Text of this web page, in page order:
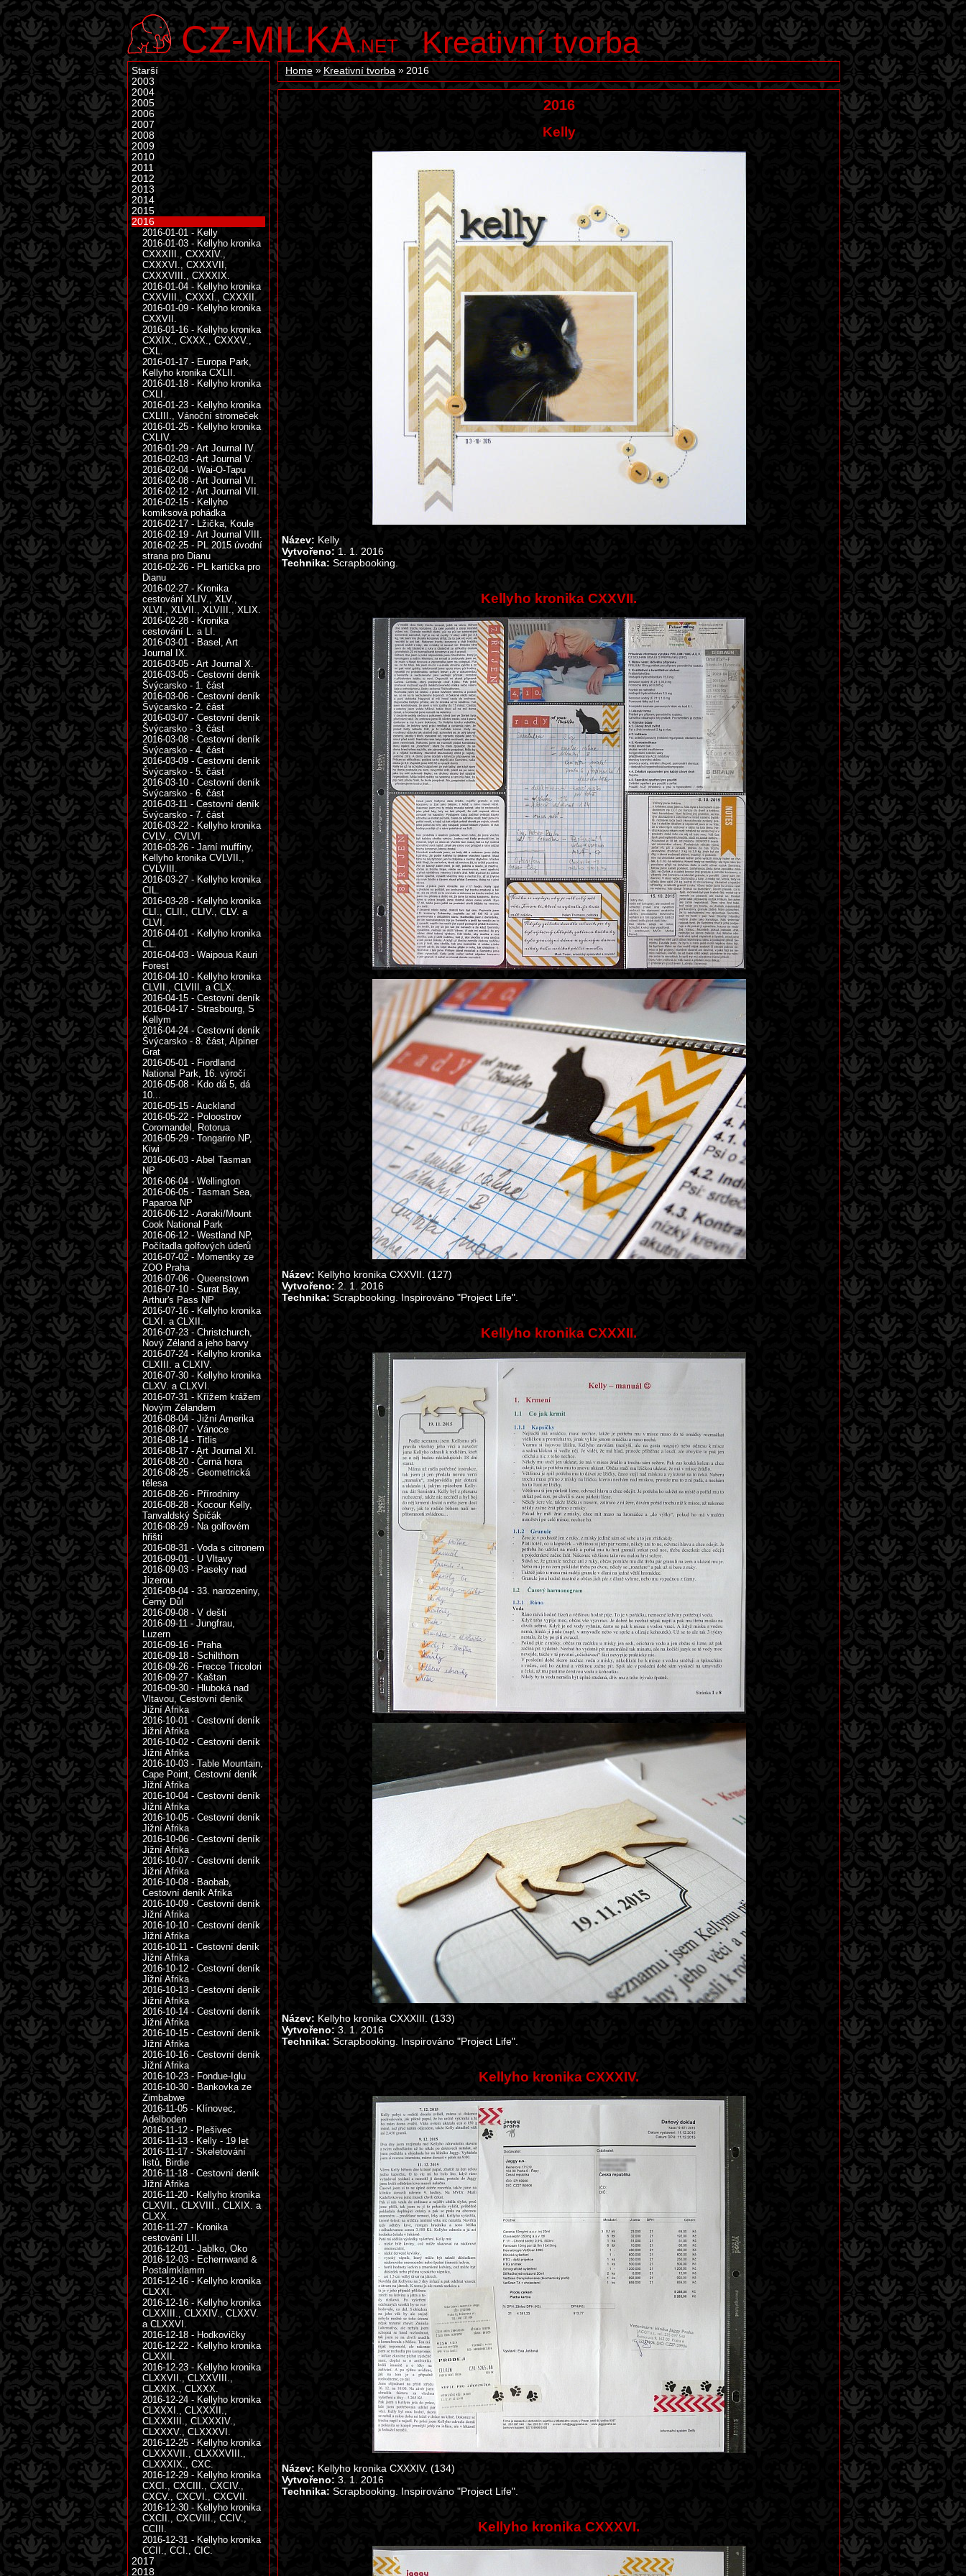
CZ-MILKA.NET Kreativní tvorba
Home Kreativní tvorba 2016
2016
Kelly
Název: Kelly
Vytvořeno: 1. 1. 2016
Technika: Scrapbooking.
Kellyho kronika CXXVII.
Název: Kellyho kronika CXXVII. (127)
Vytvořeno: 2. 1. 2016
Technika: Scrapbooking. Inspirováno "Project Life".
Kellyho kronika CXXXII.
Název: Kellyho kronika CXXXIII. (133)
Vytvořeno: 3. 1. 2016
Technika: Scrapbooking. Inspirováno "Project Life".
Kellyho kronika CXXXIV.
Název: Kellyho kronika CXXXIV. (134)
Vytvořeno: 3. 1. 2016
Technika: Scrapbooking. Inspirováno "Project Life".
Kellyho kronika CXXXVI.
Starší
2003
2004
2005
2006
2007
2008
2009
2010
2011
2012
2013
2014
2015
2016
2016-01-01 - Kelly
2016-01-03 - Kellyho kronika
CXXXIII., CXXXIV.,
CXXXVI., CXXXVII,
CXXXVIII., CXXXIX.
2016-01-04 - Kellyho kronika
CXXVIII., CXXXI., CXXXII.
2016-01-09 - Kellyho kronika
CXXVII.
2016-01-16 - Kellyho kronika
CXXIX., CXXX., CXXXV.,
CXL.
2016-01-17 - Europa Park,
Kellyho kronika CXLII.
2016-01-18 - Kellyho kronika
CXLI.
2016-01-23 - Kellyho kronika
CXLIII., Vánoční stromeček
2016-01-25 - Kellyho kronika
CXLIV.
2016-01-29 - Art Journal IV.
2016-02-03 - Art Journal V.
2016-02-04 - Wai-O-Tapu
2016-02-08 - Art Journal VI.
2016-02-12 - Art Journal VII.
2016-02-15 - Kellyho
komiksová pohádka
2016-02-17 - Lžička, Koule
2016-02-19 - Art Journal VIII.
2016-02-25 - PL 2015 úvodní
strana pro Dianu
2016-02-26 - PL kartička pro
Dianu
2016-02-27 - Kronika
cestování XLIV., XLV.,
XLVI., XLVII., XLVIII., XLIX.
2016-02-28 - Kronika
cestování L. a LI.
2016-03-01 - Basel, Art
Journal IX.
2016-03-05 - Art Journal X.
2016-03-05 - Cestovní deník
Švýcarsko - 1. část
2016-03-06 - Cestovní deník
Švýcarsko - 2. část
2016-03-07 - Cestovní deník
Švýcarsko - 3. část
2016-03-08 - Cestovní deník
Švýcarsko - 4. část
2016-03-09 - Cestovní deník
Švýcarsko - 5. část
2016-03-10 - Cestovní deník
Švýcarsko - 6. část
2016-03-11 - Cestovní deník
Švýcarsko - 7. část
2016-03-22 - Kellyho kronika
CVLV., CVLVI.
2016-03-26 - Jarní muffiny,
Kellyho kronika CVLVII.,
CVLVIII.
2016-03-27 - Kellyho kronika
CIL.
2016-03-28 - Kellyho kronika
CLI., CLII., CLIV., CLV. a
CLVI.
2016-04-01 - Kellyho kronika
CL.
2016-04-03 - Waipoua Kauri
Forest
2016-04-10 - Kellyho kronika
CLVII., CLVIII. a CLX.
2016-04-15 - Cestovní deník
2016-04-17 - Strasbourg, S
Kellym
2016-04-24 - Cestovní deník
Švýcarsko - 8. část, Alpiner
Grat
2016-05-01 - Fiordland
National Park, 16. výročí
2016-05-08 - Kdo dá 5, dá
10...
2016-05-15 - Auckland
2016-05-22 - Poloostrov
Coromandel, Rotorua
2016-05-29 - Tongariro NP,
Kiwi
2016-06-03 - Abel Tasman
NP
2016-06-04 - Wellington
2016-06-05 - Tasman Sea,
Paparoa NP
2016-06-12 - Aoraki/Mount
Cook National Park
2016-06-12 - Westland NP,
Počítadla golfových úderů
2016-07-02 - Momentky ze
ZOO Praha
2016-07-06 - Queenstown
2016-07-10 - Surat Bay,
Arthur's Pass NP
2016-07-16 - Kellyho kronika
CLXI. a CLXII.
2016-07-23 - Christchurch,
Nový Zéland a jeho barvy
2016-07-24 - Kellyho kronika
CLXIII. a CLXIV.
2016-07-30 - Kellyho kronika
CLXV. a CLXVI.
2016-07-31 - Křížem krážem
Novým Zélandem
2016-08-04 - Jižní Amerika
2016-08-07 - Vánoce
2016-08-14 - Titlis
2016-08-17 - Art Journal XI.
2016-08-20 - Černá hora
2016-08-25 - Geometrická
tělesa
2016-08-26 - Přírodniny
2016-08-28 - Kocour Kelly,
Tanvaldský Špičák
2016-08-29 - Na golfovém
hřišti
2016-08-31 - Voda s citronem
2016-09-01 - U Vltavy
2016-09-03 - Paseky nad
Jizerou
2016-09-04 - 33. narozeniny,
Černý Důl
2016-09-08 - V dešti
2016-09-11 - Jungfrau,
Luzern
2016-09-16 - Praha
2016-09-18 - Schilthorn
2016-09-26 - Frecce Tricolori
2016-09-27 - Kaštan
2016-09-30 - Hluboká nad
Vltavou, Cestovní deník
Jižní Afrika
2016-10-01 - Cestovní deník
Jižní Afrika
2016-10-02 - Cestovní deník
Jižní Afrika
2016-10-03 - Table Mountain,
Cape Point, Cestovní deník
Jižní Afrika
2016-10-04 - Cestovní deník
Jižní Afrika
2016-10-05 - Cestovní deník
Jižní Afrika
2016-10-06 - Cestovní deník
Jižní Afrika
2016-10-07 - Cestovní deník
Jižní Afrika
2016-10-08 - Baobab,
Cestovní deník Afrika
2016-10-09 - Cestovní deník
Jižní Afrika
2016-10-10 - Cestovní deník
Jižní Afrika
2016-10-11 - Cestovní deník
Jižní Afrika
2016-10-12 - Cestovní deník
Jižní Afrika
2016-10-13 - Cestovní deník
Jižní Afrika
2016-10-14 - Cestovní deník
Jižní Afrika
2016-10-15 - Cestovní deník
Jižní Afrika
2016-10-16 - Cestovní deník
Jižní Afrika
2016-10-23 - Fondue-Iglu
2016-10-30 - Bankovka ze
Zimbabwe
2016-11-05 - Klínovec,
Adelboden
2016-11-12 - Plešivec
2016-11-13 - Kelly - 19 let
2016-11-17 - Skeletování
listů, Birdie
2016-11-18 - Cestovní deník
Jižní Afrika
2016-11-20 - Kellyho kronika
CLXVII., CLXVIII., CLXIX. a
CLXX.
2016-11-27 - Kronika
cestování LII.
2016-12-01 - Jablko, Oko
2016-12-03 - Echernwand &
Postalmklamm
2016-12-16 - Kellyho kronika
CLXXI.
2016-12-16 - Kellyho kronika
CLXXIII., CLXXIV., CLXXV.
a CLXXVI.
2016-12-18 - Hodkovičky
2016-12-22 - Kellyho kronika
CLXXII.
2016-12-23 - Kellyho kronika
CLXXVII., CLXXVIII.,
CLXXIX., CLXXX.
2016-12-24 - Kellyho kronika
CLXXXI., CLXXXII.,
CLXXXIII., CLXXXIV.,
CLXXXV., CLXXXVI.
2016-12-25 - Kellyho kronika
CLXXXVII., CLXXXVIII.,
CLXXXIX., CXC.
2016-12-29 - Kellyho kronika
CXCI., CXCIII., CXCIV.,
CXCV., CXCVI., CXCVII.
2016-12-30 - Kellyho kronika
CXCII., CXCVIII., CCIV.,
CCIII.
2016-12-31 - Kellyho kronika
CCII., CCI., CIC.
2017
2018